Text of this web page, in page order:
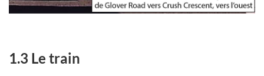
1.3 Le train